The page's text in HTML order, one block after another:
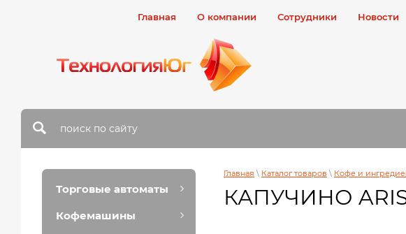
Главная О компании Сотрудники Новости
Торговые автоматы
Кофемашины
Главная \ Каталог товаров \ Кофе и
КАПУЧИНО